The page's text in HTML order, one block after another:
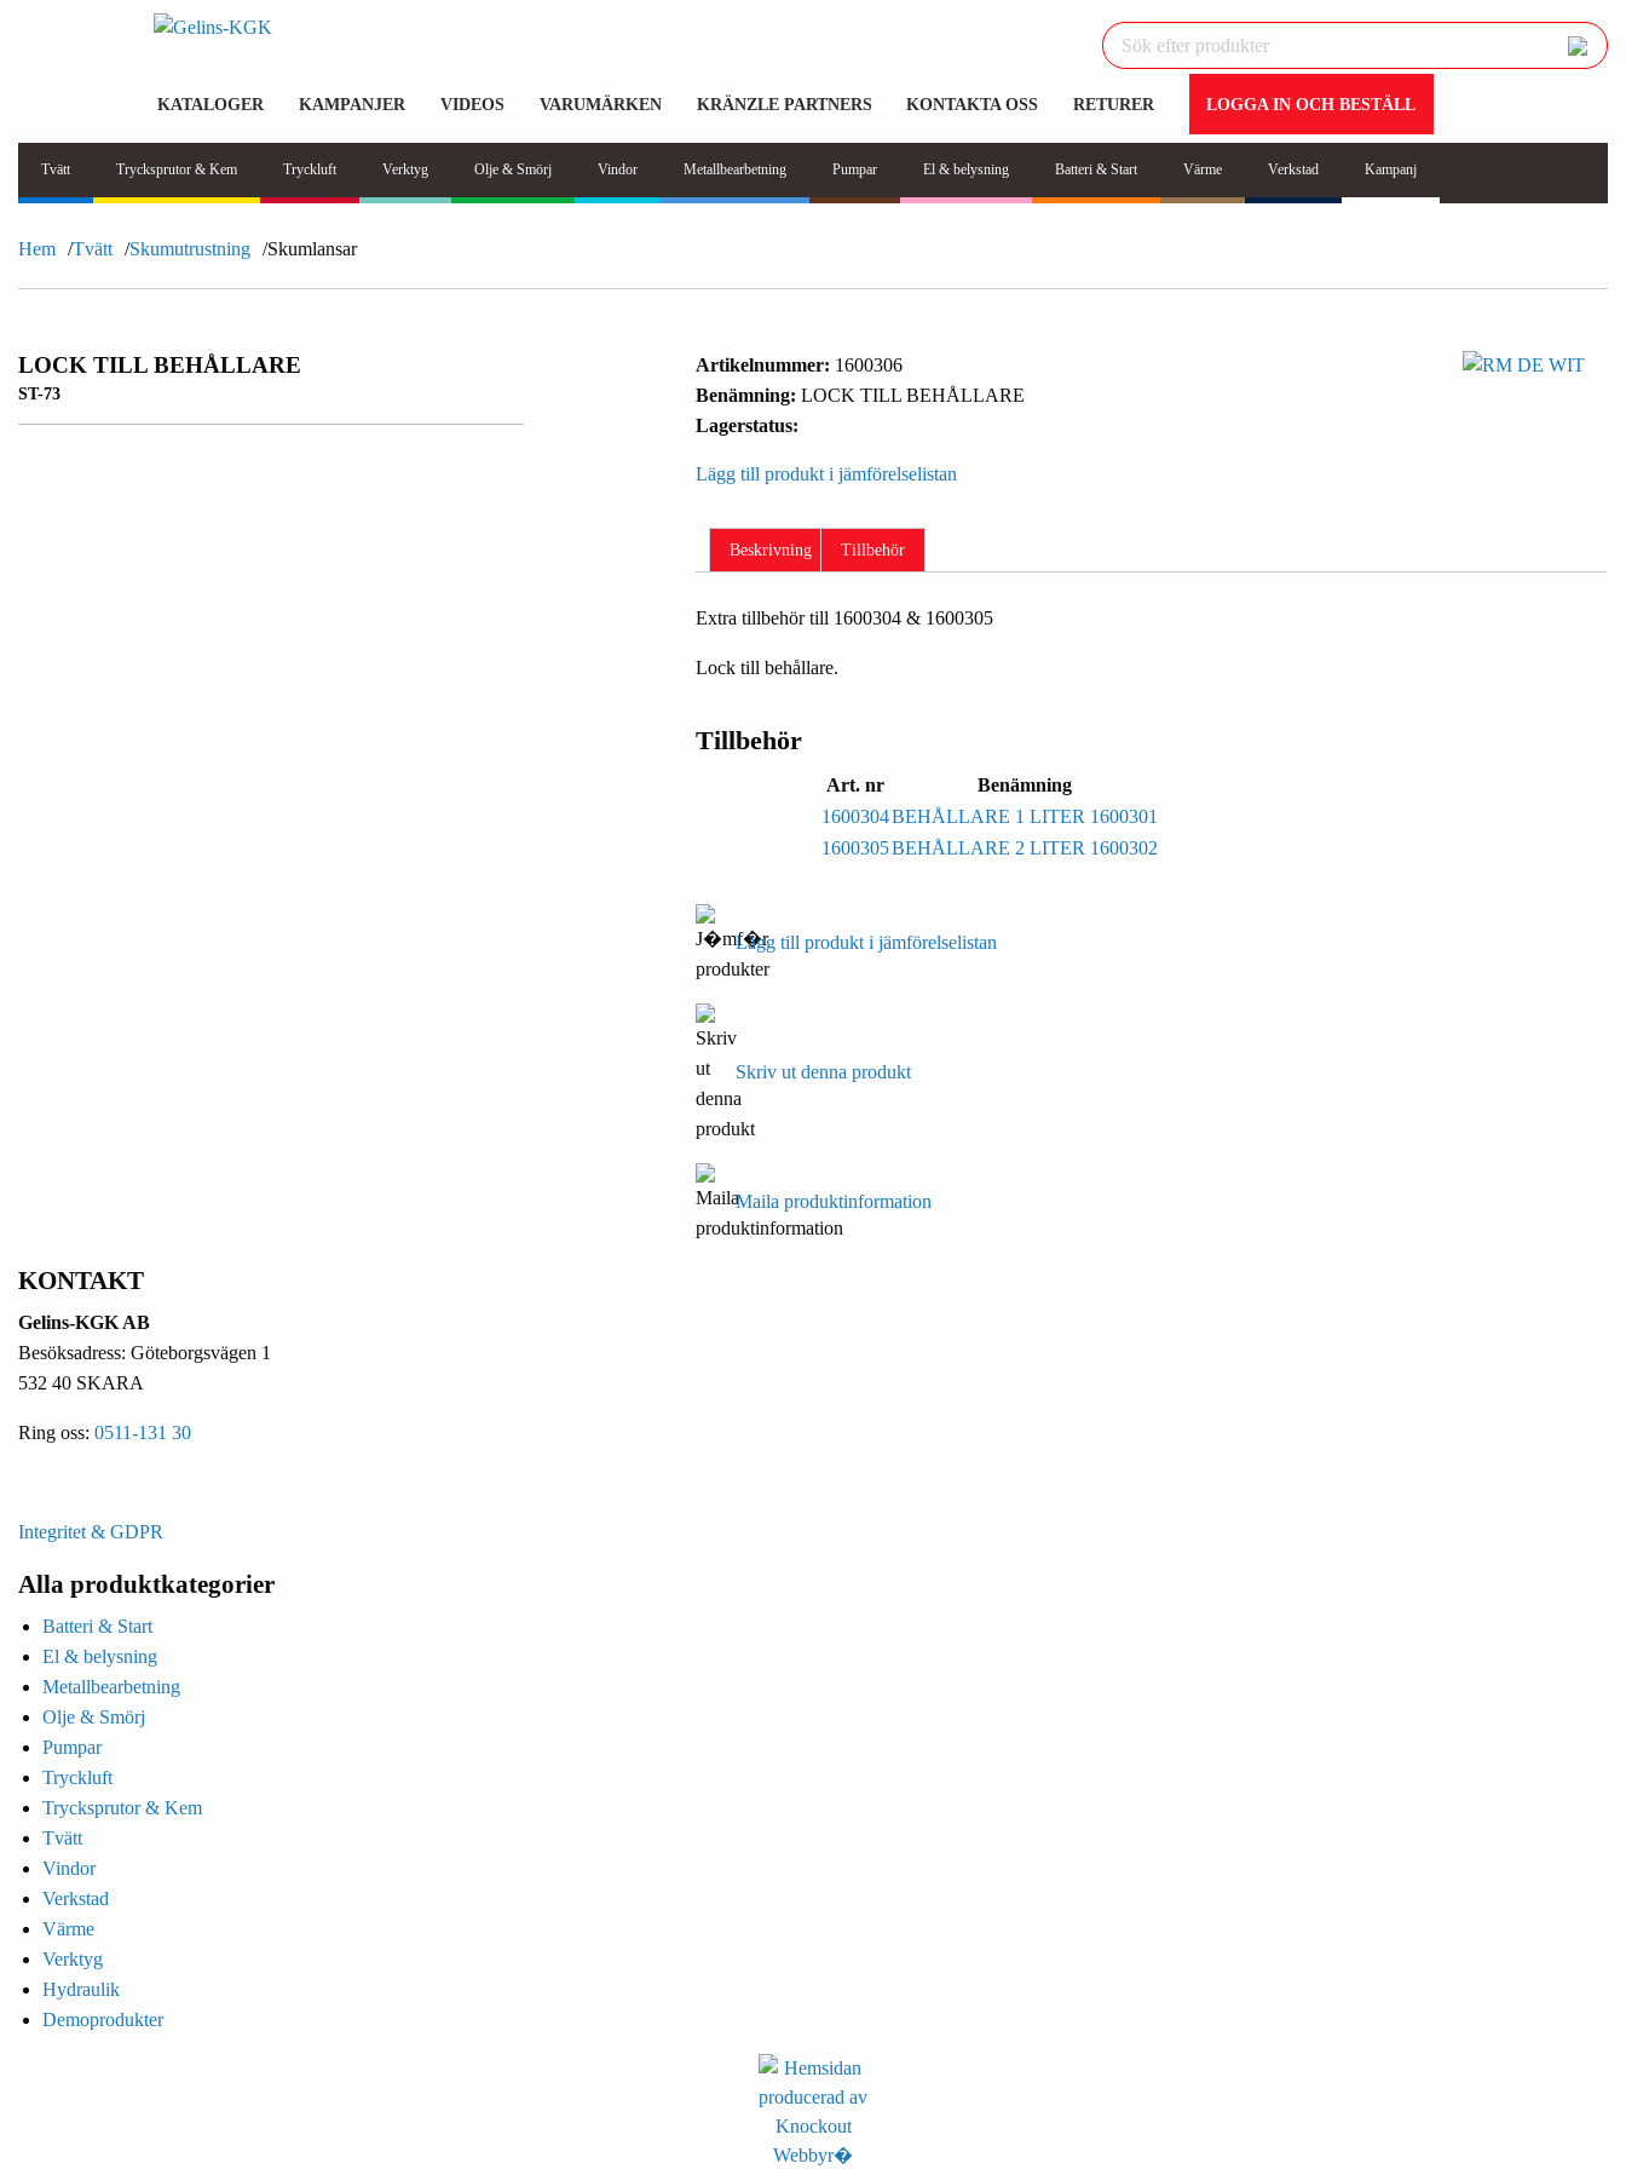
KATALOGER KAMPANJER VIDEOS VARUMÄRKEN KRÄNZLE PARTNERS KONTAKTA OSS RETURER LOGGA IN OCH BESTÄLL
Tvätt Trycksprutor & Kem Tryckluft Verktyg Olje & Smörj Vindor Metallbearbetning Pumpar El & belysning Batteri & Start Värme Verkstad Kampanj
Hem Tvätt Skumutrustning Skumlansar
LOCK TILL BEHÅLLARE
ST-73
Artikelnummer: 1600306
Benämning: LOCK TILL BEHÅLLARE
Lagerstatus:
Lägg till produkt i jämförelselistan
Beskrivning Tillbehör
Extra tillbehör till 1600304 & 1600305
Lock till behållare.
Tillbehör
Art. nr
Benämning
1600304BEHÅLLARE 1 LITER 1600301
1600305BEHÅLLARE 2 LITER 1600302
Lägg till produkt i jämförelselistan
Skriv ut denna produkt
Maila produktinformation
KONTAKT
Gelins-KGK AB
Besöksadress: Göteborgsvägen 1
532 40 SKARA
Ring oss: 0511-131 30
Integritet & GDPR
Alla produktkategorier
Batteri & Start
El & belysning
Metallbearbetning
Olje & Smörj
Pumpar
Tryckluft
Trycksprutor & Kem
Tvätt
Vindor
Verkstad
Värme
Verktyg
Hydraulik
Demoprodukter